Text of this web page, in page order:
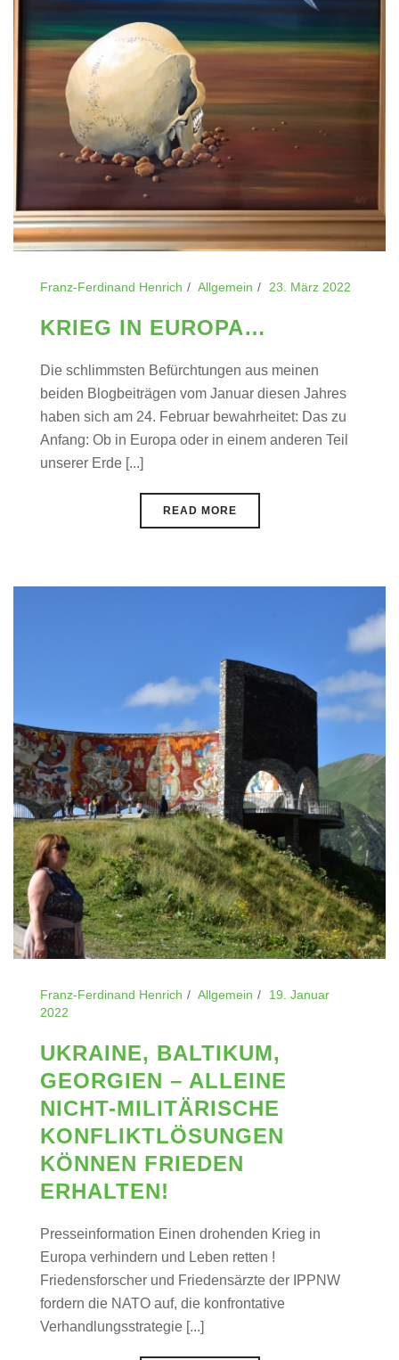
Franz-Ferdinand Henrich Allgemein 23. März 2022
KRIEG IN EUROPA…
Die schlimmsten Befürchtungen aus meinen
beiden Blogbeiträgen vom Januar diesen Jahres
haben sich am 24. Februar bewahrheitet: Das zu
Anfang: Ob in Europa oder in einem anderen Teil
unserer Erde [...]
READ MORE
Franz-Ferdinand Henrich Allgemein
19. Januar
2022
UKRAINE, BALTIKUM,
GEORGIEN – ALLEINE
NICHT-MILITÄRISCHE
KONFLIKTLÖSUNGEN
KÖNNEN FRIEDEN
ERHALTEN!
Presseinformation Einen drohenden Krieg in
Europa verhindern und Leben retten !
Friedensforscher und Friedensärzte der IPPNW
fordern die NATO auf, die konfrontative
Verhandlungsstrategie [...]